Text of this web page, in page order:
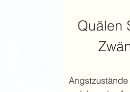
Quälen